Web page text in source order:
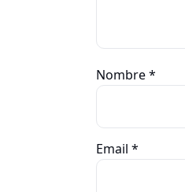
Nombre*
Email *